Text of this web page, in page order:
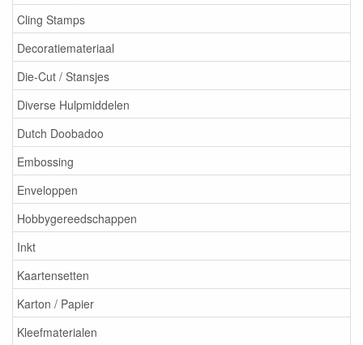
Cling Stamps
Decoratiemateriaal
Die-Cut / Stansjes
Diverse Hulpmiddelen
Dutch Doobadoo
Embossing
Enveloppen
Hobbygereedschappen
Inkt
Kaartensetten
Karton / Papier
Kleefmaterialen